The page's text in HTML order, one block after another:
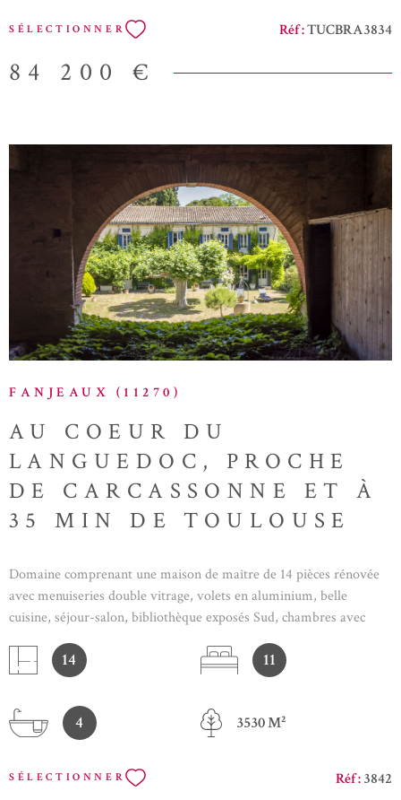
légale de débroussaillement. Les informations sur les risques
auxquels ce bien est exposé sont disponibles sur le site Géorisques
SÉLECTIONNER Réf :TUCBRA3834
84 200 €
FANJEAUX (11270)
AU COEUR DU
LANGUEDOC, PROCHE
DE CARCASSONNE ET À
35 MIN DE TOULOUSE
Domaine comprenant une maison de maître de 14 pièces rénovée
avec menuiseries double vitrage, volets en aluminium, belle
cuisine, séjour-salon, bibliothèque exposés Sud, chambres avec
salle de bains en rez-de-chaussée, 3 pigeonniers, 1 salle de réception
de 100 m2, écurie, garages et dépendances, sur un terrain paysagé
de 3530 m2 comprenant des arbres centenaires, un bosquet,
piscine. Maison en bon état, avec plusieurs entrées permettant la
location saisonnière ou le logement de plusieurs familles. Piscine
9x4 chauffée et couverte. Située au calme, vue sur les Pyrénées, à 5
min de toutes les commodités - gare-péage, 20 min de l'aéroport
de Carcassonne, 35 min de Toulouse. Zone soumise à une
14 11
4 3530 M²
SÉLECTIONNER Réf :3842
VOIR LE BIEN